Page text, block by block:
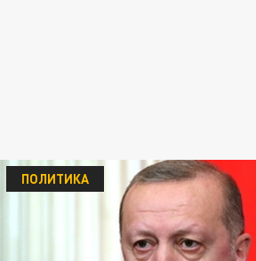
ПОЛИТИКА